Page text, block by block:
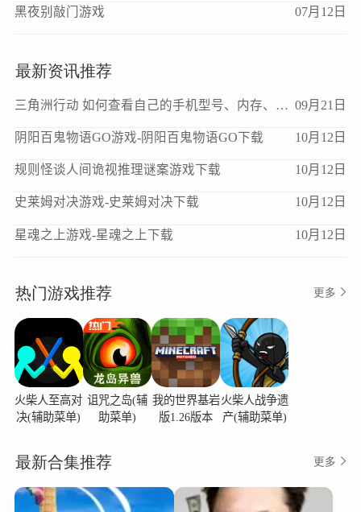
黑夜别敲门游戏 07月12日
最新资讯推荐
三角洲行动 如何查看自己的手机型号、内存、处理器、版本等信息？ 09月21日
阴阳百鬼物语GO游戏-阴阳百鬼物语GO下载 10月12日
规则怪谈人间诡视推理谜案游戏下载 10月12日
史莱姆对决游戏-史莱姆对决下载 10月12日
星魂之上游戏-星魂之上下载 10月12日
热门游戏推荐 更多
火柴人至高对
决(辅助菜单)
诅咒之岛(辅
助菜单)
我的世界基岩
版1.26版本
火柴人战争遗
产(辅助菜单)
最新合集推荐 更多